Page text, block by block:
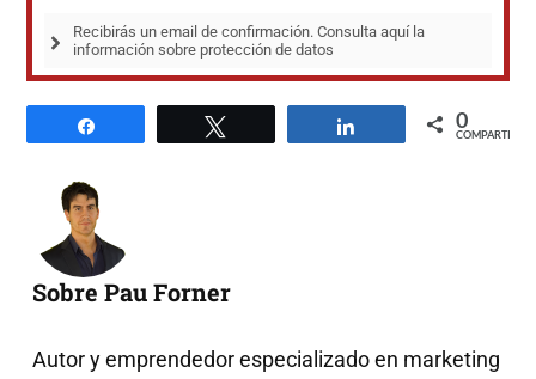
Recibirás un email de confirmación. Consulta aquí la
información sobre protección de datos
Compartir 0
COMPARTIR
Sobre Pau Forner
Autor y emprendedor especializado en marketing